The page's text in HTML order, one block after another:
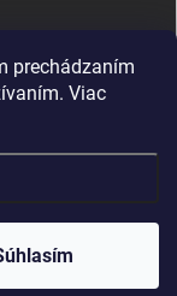
prechádzaním
Viac
práva vyhradené.